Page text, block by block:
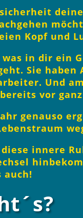
Kopf und
in dir ein
Sie haben
Und
vor
genauso
innere
auch!